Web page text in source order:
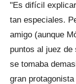
"Es difícil
tan especiales.
amigo (aunque
puntos al juez de
se tomaba
gran